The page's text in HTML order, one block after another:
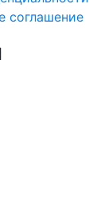
соглашение